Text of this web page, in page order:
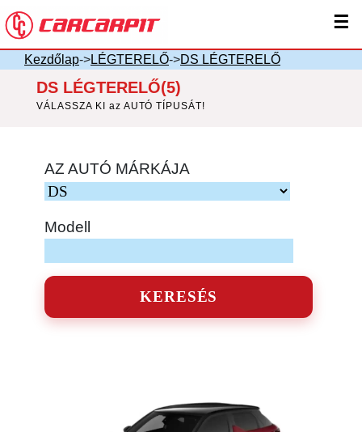
☰
Kezdőlap->LÉGTERELŐ->DS LÉGTERELŐ
DS LÉGTERELŐ(5)
VÁLASSZA KI az AUTÓ TÍPUSÁT!
AZ AUTÓ MÁRKÁJA
Modell
KERESÉS